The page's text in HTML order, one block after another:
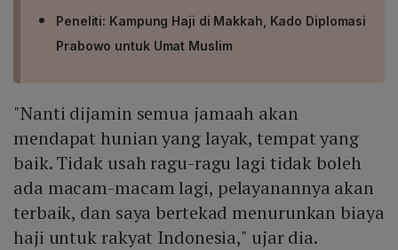
Peneliti: Kampung Haji di Makkah, Kado Diplomasi
Prabowo untuk Umat Muslim
"Nanti dijamin semua jamaah akan
mendapat hunian yang layak, tempat yang
baik. Tidak usah ragu-ragu lagi tidak boleh
ada macam-macam lagi, pelayanannya akan
terbaik, dan saya bertekad menurunkan biaya
haji untuk rakyat Indonesia," ujar dia.